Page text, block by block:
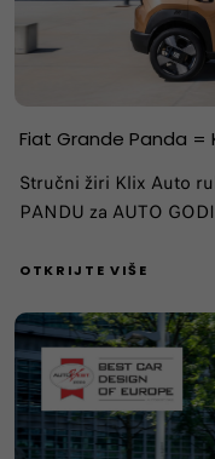
Fiat Grande Panda =
Stručni žiri Klix Auto
PANDU za AUTO
OTKRIJTE VIŠE